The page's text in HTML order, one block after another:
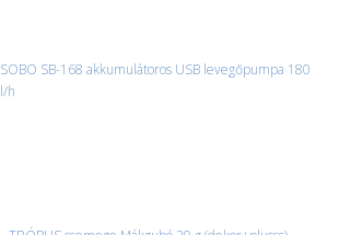
SOBO SB-168 akkumulátoros USB levegőpumpa 180
l/h